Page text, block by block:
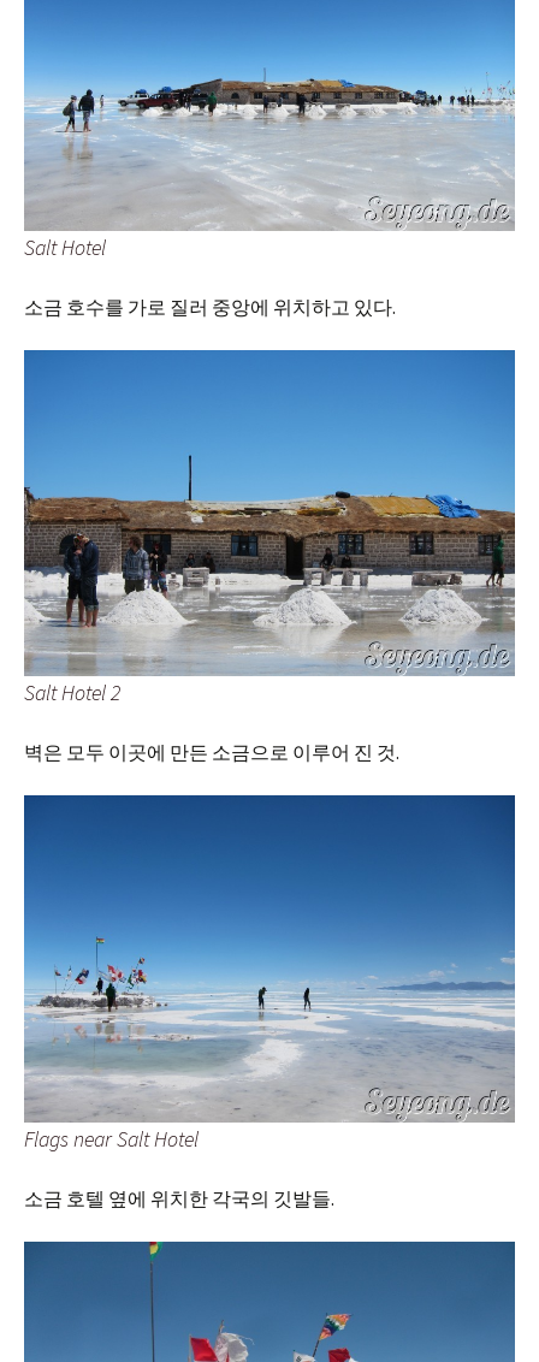
Salt Hotel
소금 호수를 가로 질러 중앙에 위치하고 있다.
Salt Hotel 2
벽은 모두 이곳에 만든 소금으로 이루어 진 것.
Flags near Salt Hotel
소금 호텔 옆에 위치한 각국의 깃발들.